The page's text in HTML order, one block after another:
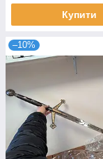
Купити
–10%